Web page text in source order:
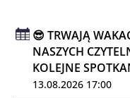
😎 TRWAJĄ
NASZYCH
KOLEJNE
13.08.2026 17:00